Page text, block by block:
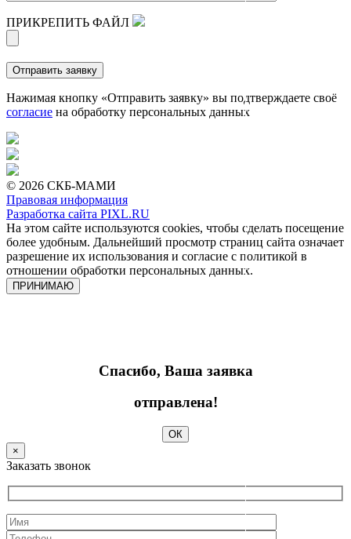
ПРИКРЕПИТЬ ФАЙЛ
Нажимая кнопку «Отправить заявку» вы подтверждаете своё
согласие на обработку персональных данных
© 2026 СКБ-МАМИ
Правовая информация
Разработка сайта PIXL.RU
На этом сайте используются cookies, чтобы сделать посещение
более удобным. Дальнейший просмотр страниц сайта означает
разрешение их использования и согласие с политикой в
отношении обработки персональных данных.
ПРИНИМАЮ
Спасибо, Ваша заявка
отправлена!
ОК
×
Заказать звонок